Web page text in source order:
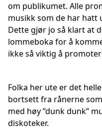
om publikumet. Alle
musikk som de har hatt
Dette gjør jo så klart at
lommeboka for å
ikke så viktig å
Folka her ute er det
bortsett fra rånerne
med høy ”dunk dunk”
diskoteker.